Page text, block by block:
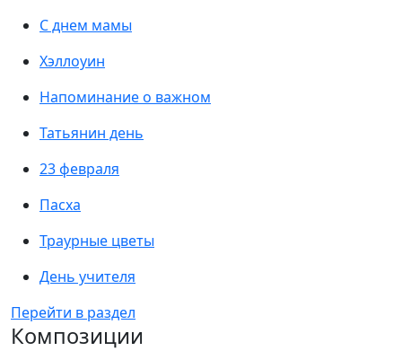
С днем мамы
Хэллоуин
Напоминание о важном
Татьянин день
23 февраля
Пасха
Траурные цветы
День учителя
Перейти в раздел
Композиции